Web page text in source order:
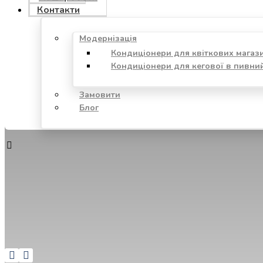
Контакти
Модернізація
Кондиціонери для квіткових
Кондиціонери для кегової в
Замовити
Блог